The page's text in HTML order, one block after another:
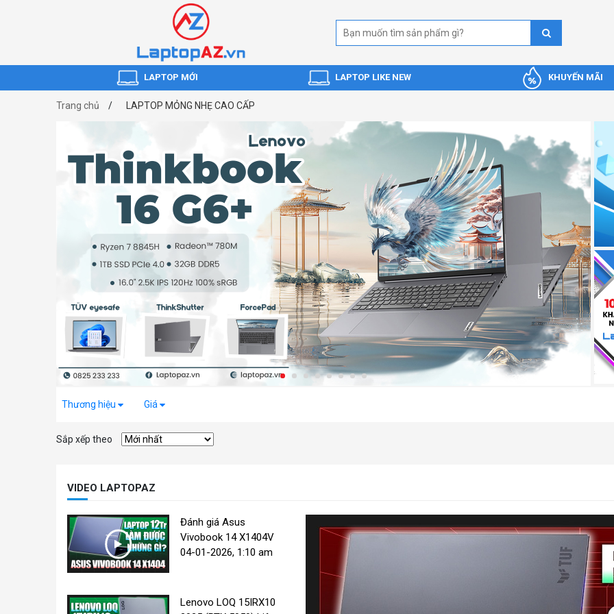
LAPTOP MỚI LAPTOP LIKE NEW KHUYẾN MÃI
Trang chủ LAPTOP MỎNG NHẸ CAO CẤP
Thương hiệu Giá
Sắp xếp theo
VIDEO LAPTOPAZ
Đánh giá Asus
Vivobook 14 X1404V
04-01-2026, 1:10 am
Lenovo LOQ 15IRX10